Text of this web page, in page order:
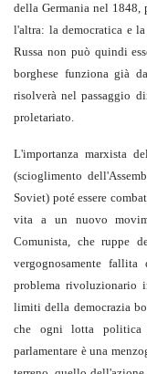
della Germania nel
l'altra: la democratica e
Russa non può quindi
borghese funziona già
risolverà nel passaggio
proletariato.
L'importanza marxista
(scioglimento
Soviet) poté essere
vita a un nuovo
Comunista, che ruppe
vergognosamente
problema rivoluzionario
limiti della democrazia
che ogni lotta politica
parlamentare è una